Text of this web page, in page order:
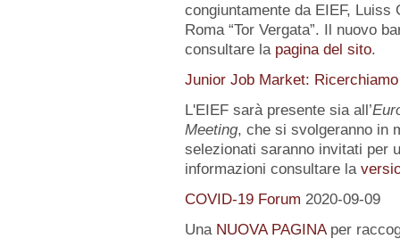
congiuntamente da EIEF, Luiss
Roma “Tor Vergata”. Il nuovo
consultare la pagina del sito.
Junior Job Market:
L'EIEF sarà presente sia all’
Meeting, che si svolgeranno in
selezionati saranno invitati per
informazioni consultare la
COVID-19 Forum 2020-09-09
Una NUOVA PAGINAper